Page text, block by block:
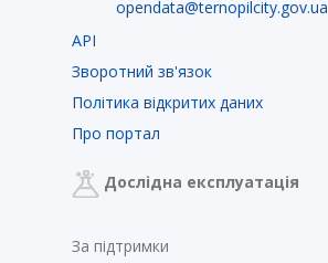
opendata@ternopilcity.gov.ua
API
Зворотний зв'язок
Політика відкритих даних
Про портал
Дослідна експлуатація
За підтримки